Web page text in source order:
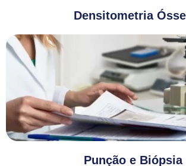
Densitometria
Punção e Biópsia